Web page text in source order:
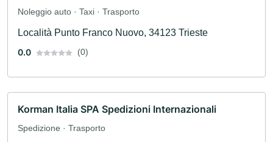
Noleggio auto · Taxi · Trasporto
Località Punto Franco Nuovo, 34123 Trieste
0.0
(0)
Korman Italia SPA Spedizioni Internazionali
Spedizione · Trasporto